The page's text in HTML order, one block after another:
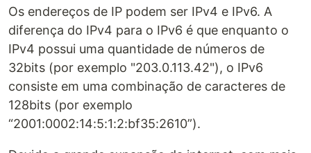
Os endereços de IP podem ser IPv4 e IPv6. A
diferença do IPv4 para o IPv6 é que enquanto o
IPv4 possui uma quantidade de números de
32bits (por exemplo "203.0.113.42"), o IPv6
consiste em uma combinação de caracteres de
128bits (por exemplo
“2001:0002:14:5:1:2:bf35:2610”).